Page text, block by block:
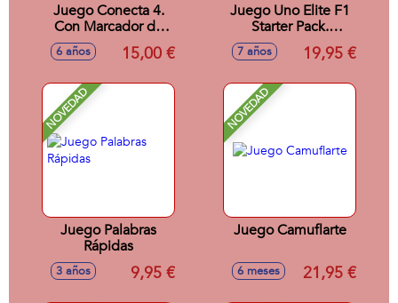
Juego Conecta 4.
Con Marcador de
Puntos.
6 años 15,00 €
Juego Uno Elite F1
Starter Pack.
(Incluye Cartas
Metalizadas,Exclusivas
7 años 19,95 €
NOVEDAD
Juego Palabras
Rápidas
3 años 9,95 €
NOVEDAD
Juego Camuflarte
6 meses 21,95 €